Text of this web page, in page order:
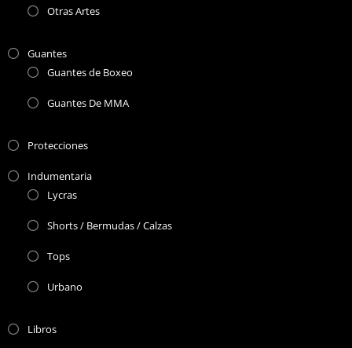
Otras Artes
Guantes
Guantes de Boxeo
Guantes De MMA
Protecciones
Indumentaria
Lycras
Shorts / Bermudas / Calzas
Tops
Urbano
Libros